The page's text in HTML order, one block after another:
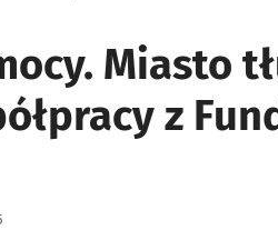
Miasto
z